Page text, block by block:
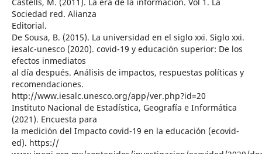
Sociedad red. Alianza
Editorial.
De Sousa, B. (2015). La universidad en el siglo xxi. Siglo xxi.
iesalc-unesco (2020). covid-19 y educación superior: De los
efectos inmediatos
al día después. Análisis de impactos, respuestas políticas y
recomendaciones.
http://www.iesalc.unesco.org/app/ver.php?id=20
Instituto Nacional de Estadística, Geografía e Informática
(2021). Encuesta para
la medición del Impacto covid-19 en la educación (ecovid-
ed). https://